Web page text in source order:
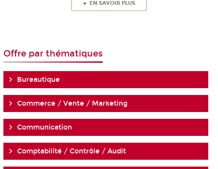
► EN SAVOIR PLUS
Offre par thématiques
Bureautique
Commerce / Vente / Marketing
Communication
Comptabilité / Contrôle / Audit